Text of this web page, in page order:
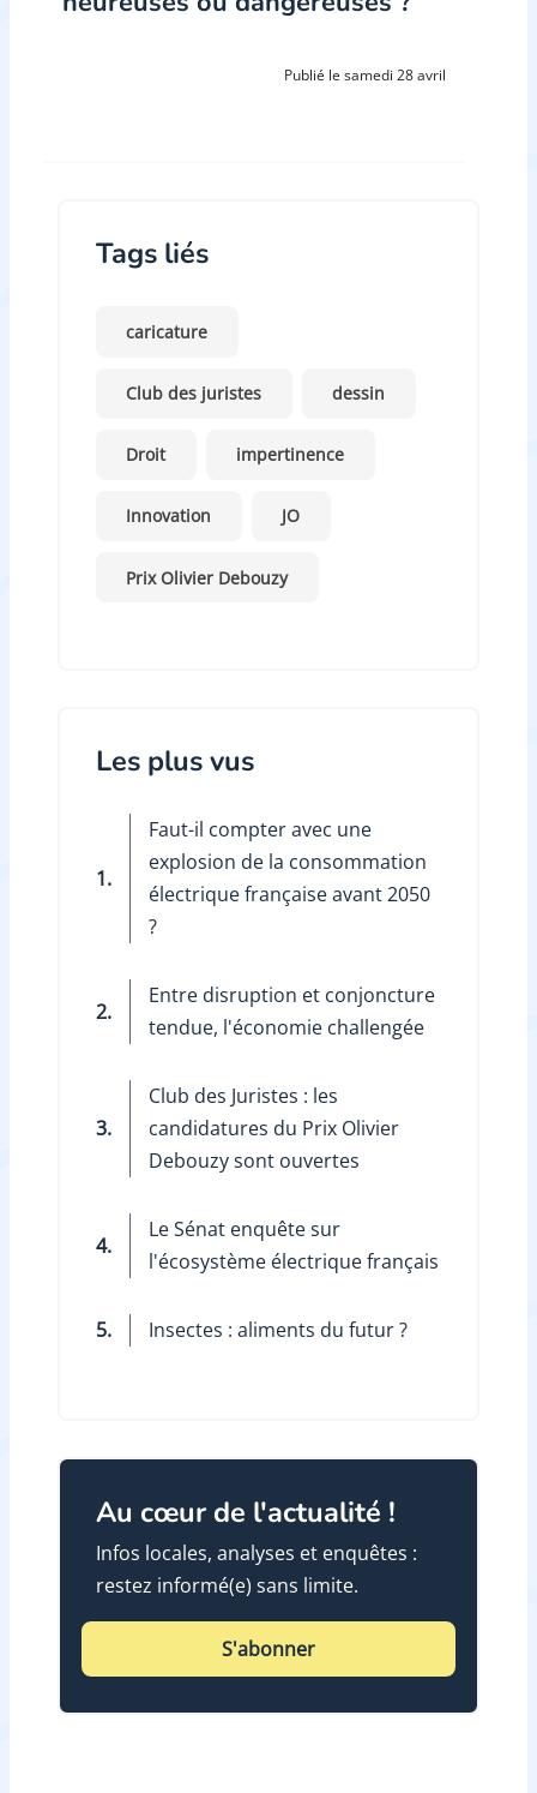
Publié le samedi 28 avril
Tags liés
caricature
Club des juristes dessin
Droit impertinence
Innovation JO
Prix Olivier Debouzy
Les plus vus
1.
Faut-il compter avec une
explosion de la consommation
électrique française avant 2050
?
2.
Entre disruption et conjoncture
tendue, l'économie challengée
3.
Club des Juristes : les
candidatures du Prix Olivier
Debouzy sont ouvertes
4.
Le Sénat enquête sur
l'écosystème électrique français
5. Insectes : aliments du futur ?
Au cœur de l'actualité !
Infos locales, analyses et enquêtes :
restez informé(e) sans limite.
S'abonner